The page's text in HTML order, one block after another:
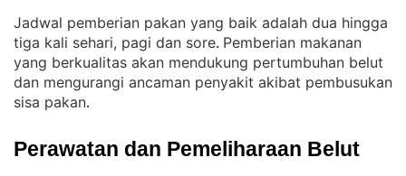
Jadwal pemberian pakan yang baik adalah dua hingga
tiga kali sehari, pagi dan sore. Pemberian makanan
yang berkualitas akan mendukung pertumbuhan belut
dan mengurangi ancaman penyakit akibat pembusukan
sisa pakan.
Perawatan dan Pemeliharaan Belut